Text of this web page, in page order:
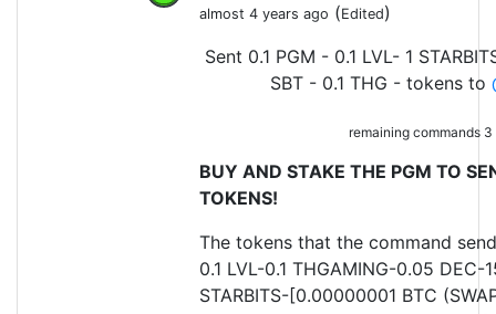
almost 4 years ago (Edited)
Sent 0.1 PGM - 0.1 LVL- 1
SBT - 0.1 THG - tokens to
remaining commands 3
BUY AND STAKE THE PGM TO
TOKENS!
The tokens that the command
0.1 LVL-0.1 THGAMING-0.05 DEC-
STARBITS-[0.00000001 BTC